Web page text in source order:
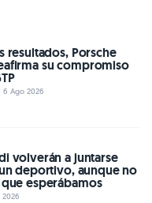
resultados, Porsche
su compromiso
Ago 2026
volverán a juntarse
deportivo, aunque no
esperábamos
2026